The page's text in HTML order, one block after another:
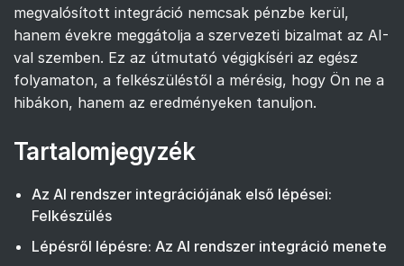
megvalósított integráció nemcsak pénzbe kerül,
hanem évekre meggátolja a szervezeti bizalmat az AI-
val szemben. Ez az útmutató végigkíséri az egész
folyamaton, a felkészüléstől a mérésig, hogy Ön ne a
hibákon, hanem az eredményeken tanuljon.
Tartalomjegyzék
Az AI rendszer integrációjának első lépései:
Felkészülés
Lépésről lépésre: Az AI rendszer integráció menete